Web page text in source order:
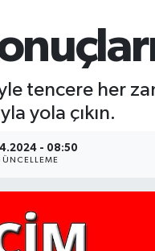
tencere her
yola çıkın.
- 08:50